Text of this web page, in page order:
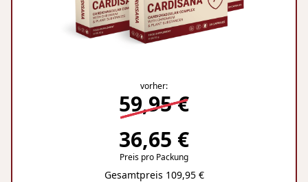
vorher:
59,95 €
36,65 €
Preis pro Packung
Gesamtpreis 109,95 €